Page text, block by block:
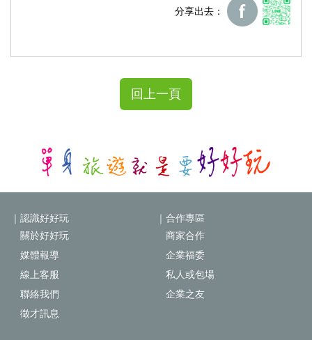
分享出去：
回上一頁
｜認識好好玩
關於好好玩
媒體報導
線上客服
聯絡我們
徵才訊息
｜合作專區
商家合作
企業福委
私人或包場
企業之友